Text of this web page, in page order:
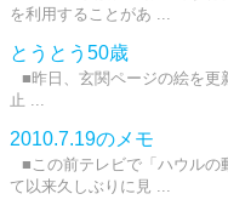
を利用することがあ ...
とうとう50歳
■昨日、玄関ページの絵を
止 ...
2010.7.19のメモ
■この前テレビで「ハウルの
て以来久しぶりに見 ...